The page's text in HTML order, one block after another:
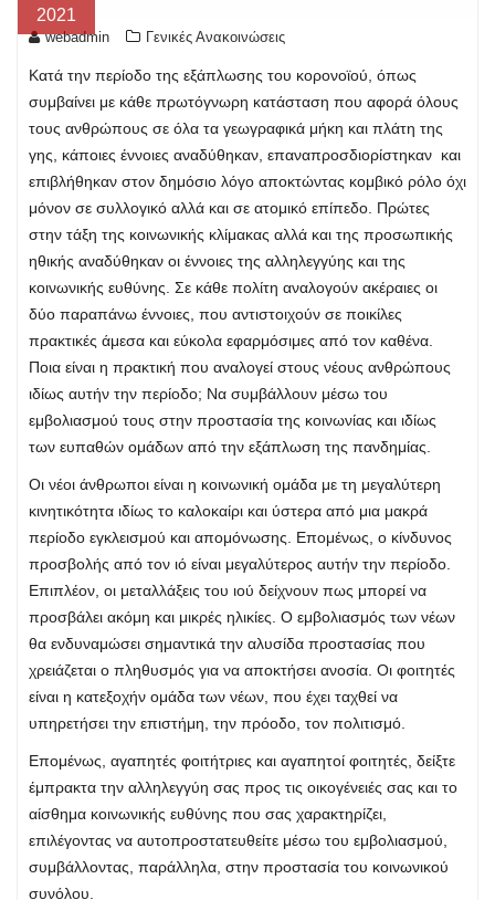
2021
webadmin Γενικές Ανακοινώσεις
Κατά την περίοδο της εξάπλωσης του κορονοϊού, όπως
συμβαίνει με κάθε πρωτόγνωρη κατάσταση που αφορά όλους
τους ανθρώπους σε όλα τα γεωγραφικά μήκη και πλάτη της
γης, κάποιες έννοιες αναδύθηκαν, επαναπροσδιορίστηκαν και
επιβλήθηκαν στον δημόσιο λόγο αποκτώντας κομβικό ρόλο όχι
μόνον σε συλλογικό αλλά και σε ατομικό επίπεδο. Πρώτες
στην τάξη της κοινωνικής κλίμακας αλλά και της προσωπικής
ηθικής αναδύθηκαν οι έννοιες της αλληλεγγύης και της
κοινωνικής ευθύνης. Σε κάθε πολίτη αναλογούν ακέραιες οι
δύο παραπάνω έννοιες, που αντιστοιχούν σε ποικίλες
πρακτικές άμεσα και εύκολα εφαρμόσιμες από τον καθένα.
Ποια είναι η πρακτική που αναλογεί στους νέους ανθρώπους
ιδίως αυτήν την περίοδο; Να συμβάλλουν μέσω του
εμβολιασμού τους στην προστασία της κοινωνίας και ιδίως
των ευπαθών ομάδων από την εξάπλωση της πανδημίας.
Οι νέοι άνθρωποι είναι η κοινωνική ομάδα με τη μεγαλύτερη
κινητικότητα ιδίως το καλοκαίρι και ύστερα από μια μακρά
περίοδο εγκλεισμού και απομόνωσης. Επομένως, ο κίνδυνος
προσβολής από τον ιό είναι μεγαλύτερος αυτήν την περίοδο.
Επιπλέον, οι μεταλλάξεις του ιού δείχνουν πως μπορεί να
προσβάλει ακόμη και μικρές ηλικίες. Ο εμβολιασμός των νέων
θα ενδυναμώσει σημαντικά την αλυσίδα προστασίας που
χρειάζεται ο πληθυσμός για να αποκτήσει ανοσία. Οι φοιτητές
είναι η κατεξοχήν ομάδα των νέων, που έχει ταχθεί να
υπηρετήσει την επιστήμη, την πρόοδο, τον πολιτισμό.
Επομένως, αγαπητές φοιτήτριες και αγαπητοί φοιτητές, δείξτε
έμπρακτα την αλληλεγγύη σας προς τις οικογένειές σας και το
αίσθημα κοινωνικής ευθύνης που σας χαρακτηρίζει,
επιλέγοντας να αυτοπροστατευθείτε μέσω του εμβολιασμού,
συμβάλλοντας, παράλληλα, στην προστασία του κοινωνικού
συνόλου.